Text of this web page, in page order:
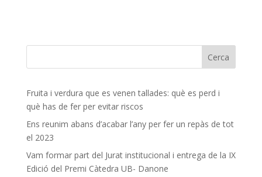
Fruita i verdura que es venen tallades: què es perd i
què has de fer per evitar riscos
Ens reunim abans d’acabar l’any per fer un repàs de tot
el 2023
Vam formar part del Jurat institucional i entrega de la IX
Edició del Premi Càtedra UB- Danone